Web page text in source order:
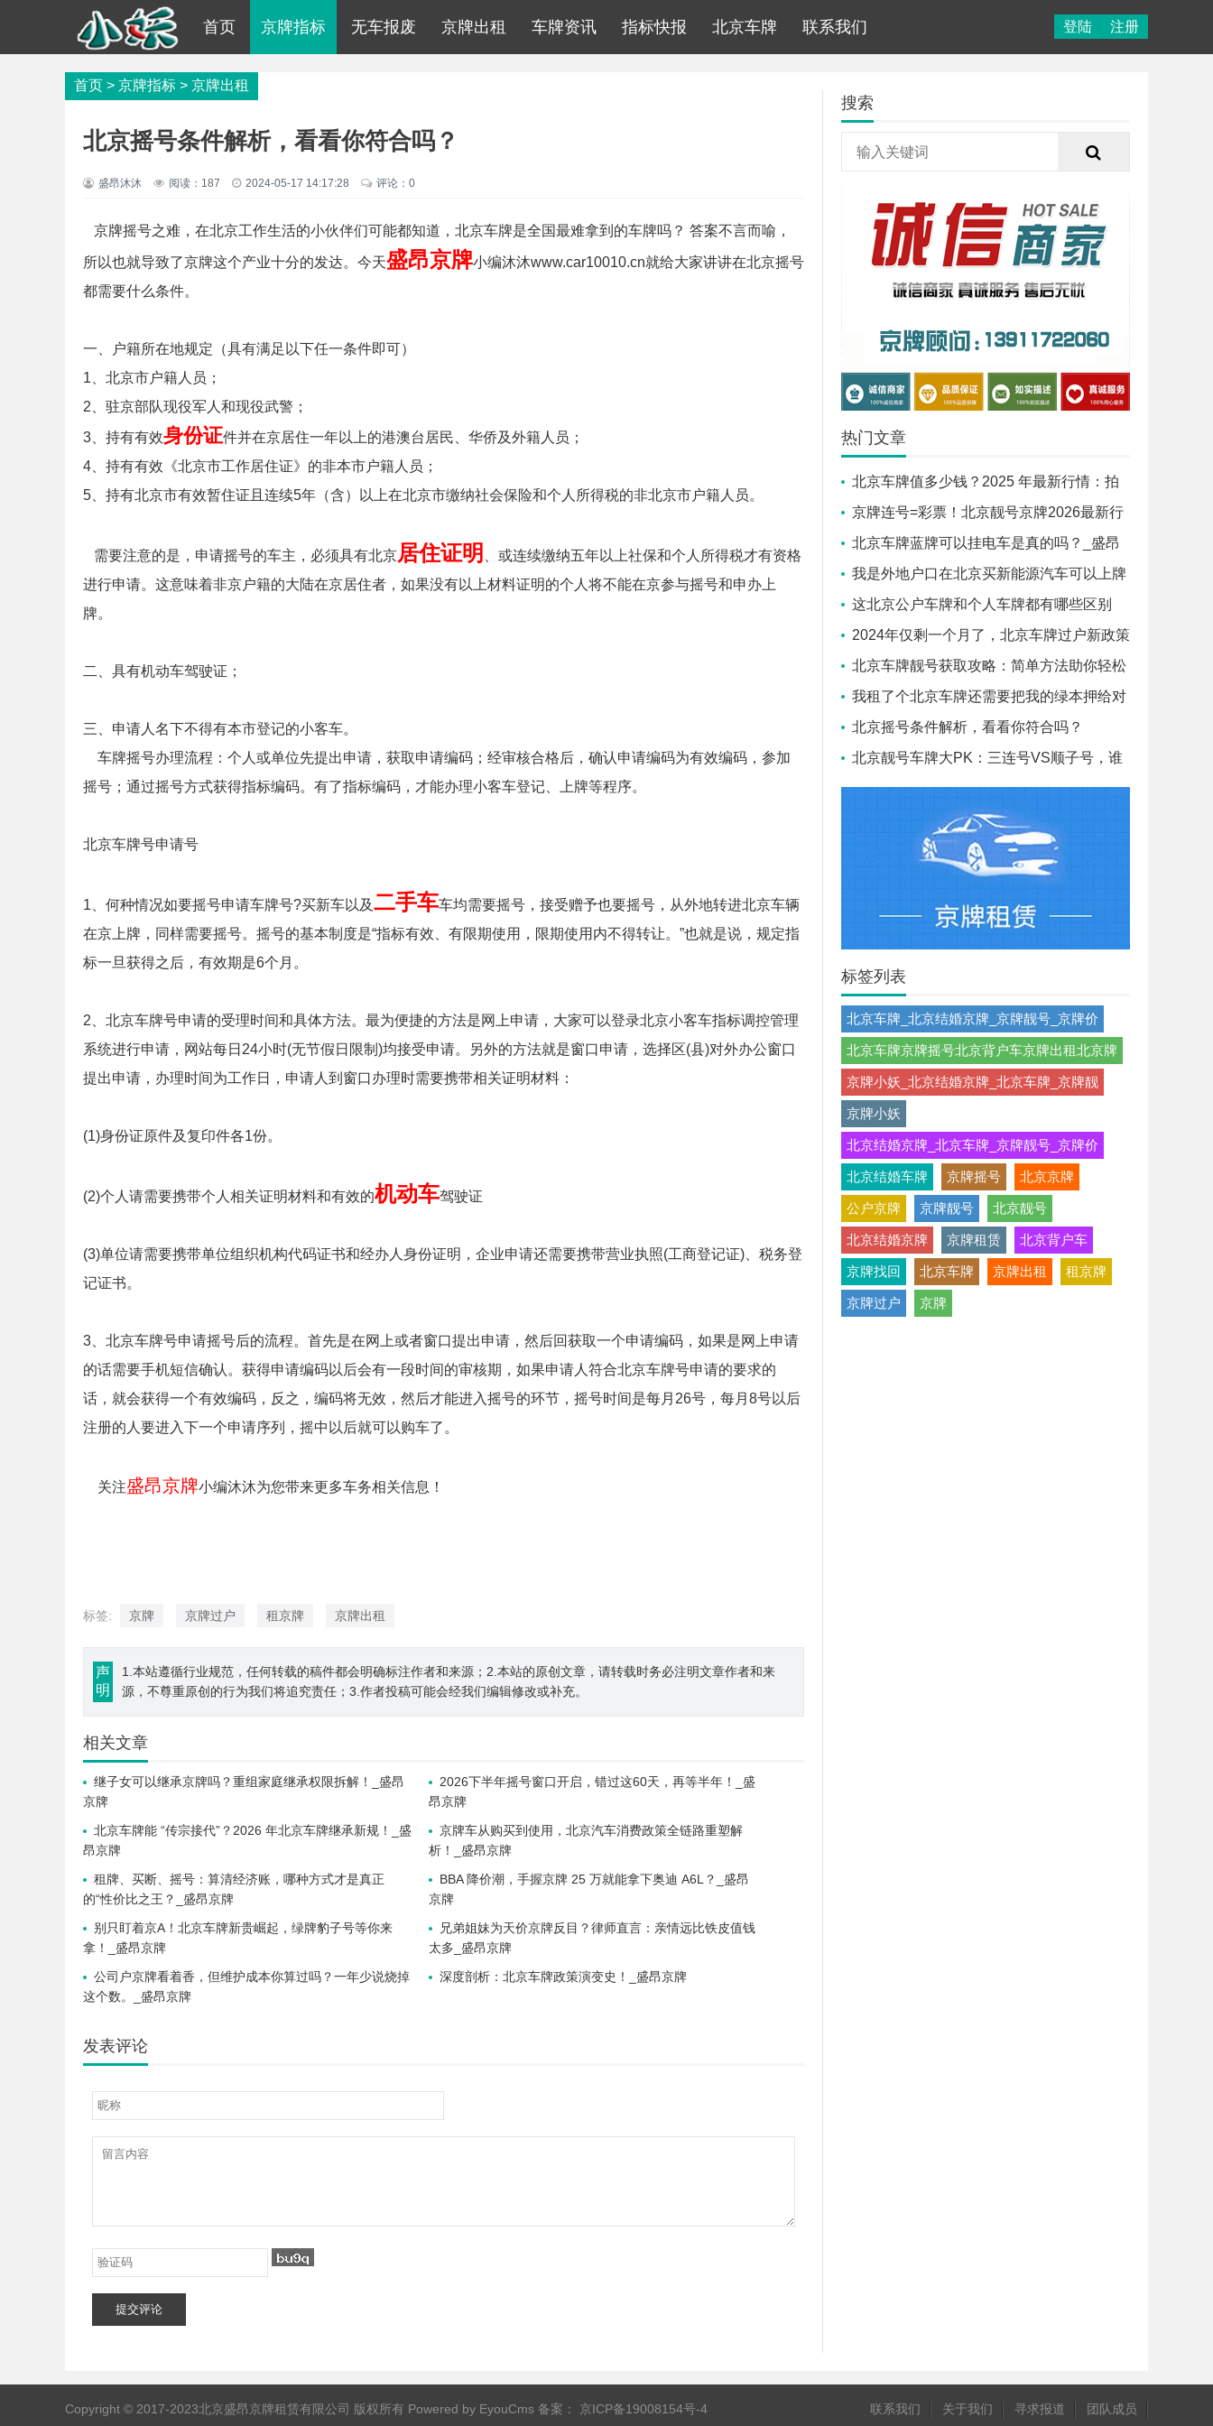
首页 京牌指标 无车报废 京牌出租 车牌资讯 指标快报 北京车牌 联系我们 登陆 注册
首页 > 京牌指标 > 京牌出租
北京摇号条件解析，看看你符合吗？
盛昂沐沐 阅读： 187 2024-05-17 14:17:28 评论：0
京牌摇号之难，在北京工作生活的小伙伴们可能都知道，北京车牌是全国最难拿到的车牌吗？ 答案不言而喻，
所以也就导致了京牌这个产业十分的发达。今天盛昂京牌小编沐沐www.car10010.cn就给大家讲讲在北京摇号
都需要什么条件。
一、户籍所在地规定（具有满足以下任一条件即可）
1、北京市户籍人员；
2、驻京部队现役军人和现役武警；
3、持有有效身份证件并在京居住一年以上的港澳台居民、华侨及外籍人员；
4、持有有效《北京市工作居住证》的非本市户籍人员；
5、持有北京市有效暂住证且连续5年（含）以上在北京市缴纳社会保险和个人所得税的非北京市户籍人员。
需要注意的是，申请摇号的车主，必须具有北京居住证明
、或连续缴纳五年以上社保和个人所得税才有资格
进行申请。这意味着非京户籍的大陆在京居住者，如果没有以上材料证明的个人将不能在京参与摇号和申办上
牌。
二、具有机动车驾驶证；
三、申请人名下不得有本市登记的小客车。
车牌摇号办理流程：个人或单位先提出申请，获取申请编码；经审核合格后，确认申请编码为有效编码，参加
摇号；通过摇号方式获得指标编码。有了指标编码，才能办理小客车登记、上牌等程序。
北京车牌号申请号
1、何种情况如要摇号申请车牌号?买新车以及二手车车均需要摇号，接受赠予也要摇号，从外地转进北京车辆
在京上牌，同样需要摇号。摇号的基本制度是“指标有效、有限期使用，限期使用内不得转让。”也就是说，规定指
标一旦获得之后，有效期是6个月。
2、北京车牌号申请的受理时间和具体方法。最为便捷的方法是网上申请，大家可以登录北京小客车指标调控管理
系统进行申请，网站每日24小时(无节假日限制)均接受申请。另外的方法就是窗口申请，选择区(县)对外办公窗口
提出申请，办理时间为工作日，申请人到窗口办理时需要携带相关证明材料：
(1)身份证原件及复印件各1份。
(2)个人请需要携带个人相关证明材料和有效的机动车驾驶证
(3)单位请需要携带单位组织机构代码证书和经办人身份证明，企业申请还需要携带营业执照(工商登记证)、税务登
记证书。
3、北京车牌号申请摇号后的流程。首先是在网上或者窗口提出申请，然后回获取一个申请编码，如果是网上申请
的话需要手机短信确认。获得申请编码以后会有一段时间的审核期，如果申请人符合北京车牌号申请的要求的
话，就会获得一个有效编码，反之，编码将无效，然后才能进入摇号的环节，摇号时间是每月26号，每月8号以后
注册的人要进入下一个申请序列，摇中以后就可以购车了。
关注盛昂京牌小编沐沐为您带来更多车务相关信息！
标签: 京牌 京牌过户 租京牌 京牌出租
声
明
1.本站遵循行业规范，任何转载的稿件都会明确标注作者和来源；2.本站的原创文章，请转载时务必注明文章作者和来
源，不尊重原创的行为我们将追究责任；3.作者投稿可能会经我们编辑修改或补充。
相关文章
继子女可以继承京牌吗？重组家庭继承权限拆解！_盛昂
京牌
2026下半年摇号窗口开启，错过这60天，再等半年！_盛
昂京牌
北京车牌能 “传宗接代”？2026 年北京车牌继承新规！_盛
昂京牌
京牌车从购买到使用，北京汽车消费政策全链路重塑解
析！_盛昂京牌
租牌、买断、摇号：算清经济账，哪种方式才是真正
的“性价比之王？_盛昂京牌
BBA 降价潮，手握京牌 25 万就能拿下奥迪 A6L？_盛昂
京牌
别只盯着京A！北京车牌新贵崛起，绿牌豹子号等你来
拿！_盛昂京牌
兄弟姐妹为天价京牌反目？律师直言：亲情远比铁皮值钱
太多_盛昂京牌
公司户京牌看着香，但维护成本你算过吗？一年少说烧掉
这个数。_盛昂京牌
深度剖析：北京车牌政策演变史！_盛昂京牌
发表评论
提交评论
搜索
热门文章
北京车牌值多少钱？2025 年最新行情：拍
卖价飙到 18 万！_盛昂京牌
京牌连号=彩票！北京靓号京牌2026最新行
情！_盛昂京牌
北京车牌蓝牌可以挂电车是真的吗？_盛昂
京牌
我是外地户口在北京买新能源汽车可以上牌
吗？
这北京公户车牌和个人车牌都有哪些区别
呢？
2024年仅剩一个月了，北京车牌过户新政策
都有哪些？
北京车牌靓号获取攻略：简单方法助你轻松
获得心仪车牌号！
我租了个北京车牌还需要把我的绿本押给对
方吗？安全吗？
北京摇号条件解析，看看你符合吗？
北京靓号车牌大PK：三连号VS顺子号，谁
才是升值之王？_盛昂京牌
标签列表
北京车牌_北京结婚京牌_京牌靓号_京牌价
北京车牌京牌摇号北京背户车京牌出租北京牌
京牌小妖_北京结婚京牌_北京车牌_京牌靓
京牌小妖
北京结婚京牌_北京车牌_京牌靓号_京牌价
北京结婚车牌 京牌摇号 北京京牌
公户京牌 京牌靓号 北京靓号
北京结婚京牌 京牌租赁 北京背户车
京牌找回 北京车牌 京牌出租 租京牌
京牌过户 京牌
联系我们 关于我们 寻求报道 团队成员
Copyright © 2017-2023北京盛昂京牌租赁有限公司 版权所有 Powered by EyouCms 备案： 京ICP备19008154号-4